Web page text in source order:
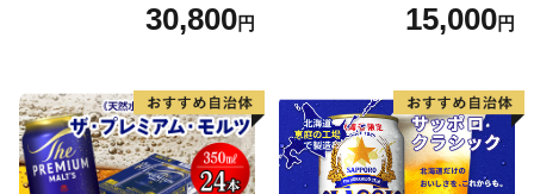
30,800円
ス アルコール度数5% 缶ビー
口 送料無料 カメイ 本宮市
【07214-0206】
15,000円